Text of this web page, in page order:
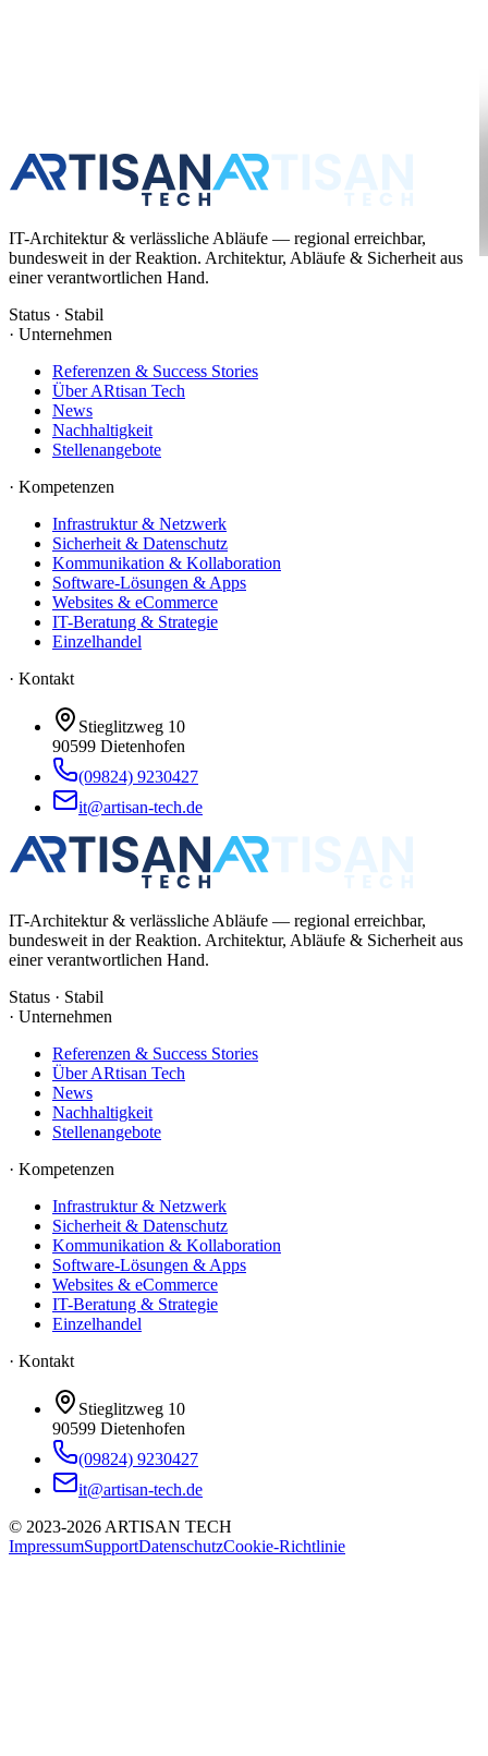
IT-Architektur & verlässliche Abläufe — regional erreichbar,
bundesweit in der Reaktion. Architektur, Abläufe & Sicherheit aus
einer verantwortlichen Hand.
Status · Stabil
· Unternehmen
Referenzen & Success Stories
Über ARtisan Tech
News
Nachhaltigkeit
Stellenangebote
· Kompetenzen
Infrastruktur & Netzwerk
Sicherheit & Datenschutz
Kommunikation & Kollaboration
Software-Lösungen & Apps
Websites & eCommerce
IT-Beratung & Strategie
Einzelhandel
· Kontakt
Stieglitzweg 10
90599 Dietenhofen
(09824) 9230427
it@artisan-tech.de
IT-Architektur & verlässliche Abläufe — regional erreichbar,
bundesweit in der Reaktion. Architektur, Abläufe & Sicherheit aus
einer verantwortlichen Hand.
Status · Stabil
· Unternehmen
Referenzen & Success Stories
Über ARtisan Tech
News
Nachhaltigkeit
Stellenangebote
· Kompetenzen
Infrastruktur & Netzwerk
Sicherheit & Datenschutz
Kommunikation & Kollaboration
Software-Lösungen & Apps
Websites & eCommerce
IT-Beratung & Strategie
Einzelhandel
· Kontakt
Stieglitzweg 10
90599 Dietenhofen
(09824) 9230427
it@artisan-tech.de
© 2023-2026 ARTISAN TECH
ImpressumSupportDatenschutzCookie-Richtlinie